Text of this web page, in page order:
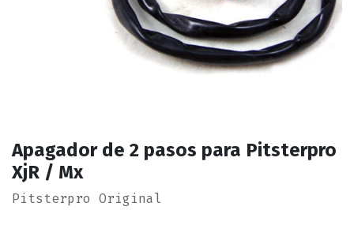
Apagador de 2 pasos para Pitsterpro
XjR / Mx
Pitsterpro Original